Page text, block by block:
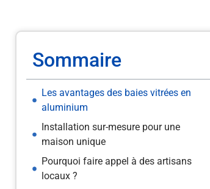
Sommaire
Les avantages des baies vitrées en
aluminium
Installation sur-mesure pour une
maison unique
Pourquoi faire appel à des artisans
locaux ?